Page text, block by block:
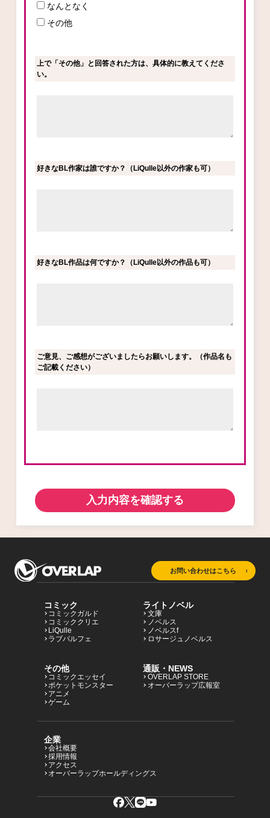
なんとなく
その他
上で「その他」と回答された方は、具体的に教えてくださ
い。
好きなBL作家は誰ですか？（LiQulle以外の作家も可）
好きなBL作品は何ですか？（LiQulle以外の作品も可）
ご意見、ご感想がございましたらお願いします。（作品名も
ご記載ください）
入力内容を確認する
お問い合わせはこちら
コミック
コミックガルド
コミッククリエ
LiQulle
ラブパルフェ
ライトノベル
文庫
ノベルス
ノベルスf
ロサージュノベルス
その他
コミックエッセイ
ポケットモンスター
アニメ
ゲーム
通販・NEWS
OVERLAP STORE
オーバーラップ広報室
企業
会社概要
採用情報
アクセス
オーバーラップホールディングス